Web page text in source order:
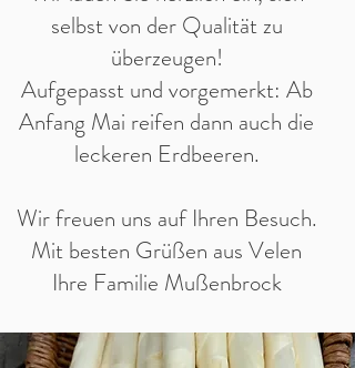
selbst von der Qualität zu
überzeugen!
Aufgepasst und vorgemerkt: Ab
Anfang Mai reifen dann auch die
leckeren Erdbeeren.
Wir freuen uns auf Ihren Besuch.
Mit besten Grüßen aus Velen
Ihre Familie Mußenbrock